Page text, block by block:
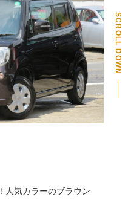
人気カラーのブラウン
SCROLL DOWN
PAGE TOP